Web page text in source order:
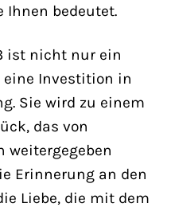
Ihnen bedeutet.
ist nicht nur ein
eine Investition in
Sie wird zu einem
das von
weitergegeben
Erinnerung an den
Liebe, die mit dem